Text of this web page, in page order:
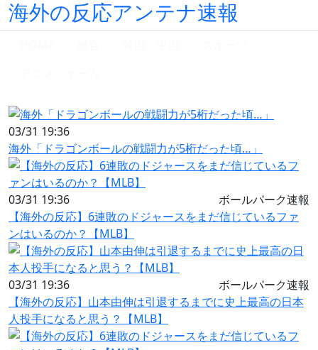
海外の反応アンテナ速報
03/31 19:36
海外「ドラゴンボールの戦闘力が5桁だった頃…」
03/31 19:36
ボールパーク速報
【海外の反応】6連敗のドジャースをまだ信じているファ
ンはいるのか？【MLB】
03/31 19:36
ボールパーク速報
【海外の反応】山本由伸は引退するまでに史上最高の日本
人投手になると思う？【MLB】